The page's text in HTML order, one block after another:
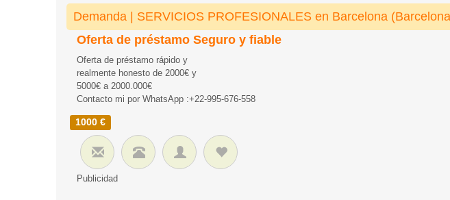
Demanda | SERVICIOS PROFESIONALES en Barcelona
Oferta de préstamo Seguro y fiable
Oferta de préstamo rápido y
realmente honesto de 2000€ y
5000€ a 2000.000€
Contacto mi por WhatsApp :+22-995-676-558
1000 €
Publicidad